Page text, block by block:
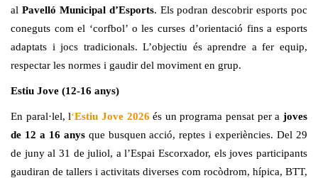
al Pavelló Municipal d’Esports. Els podran descobrir esports poc
coneguts com el ‘corfbol’ o les curses d’orientació fins a esports
adaptats i jocs tradicionals. L’objectiu és aprendre a fer equip,
respectar les normes i gaudir del moviment en grup.
Estiu Jove (12-16 anys)
En paral·lel, l‘Estiu Jove 2026 és un programa pensat per a joves
de 12 a 16 anysque busquen acció, reptes i experiències. Del 29
de juny al 31 de juliol, a l’Espai Escorxador, els joves participants
gaudiran de tallers i activitats diverses com rocòdrom, hípica, BTT,